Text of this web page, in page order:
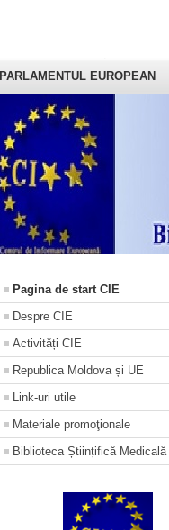
PARLAMENTUL EUROPEAN
Pagina de start CIE
Despre CIE
Activități CIE
Republica Moldova și UE
Link-uri utile
Materiale promoţionale
Biblioteca Științifică Medicală